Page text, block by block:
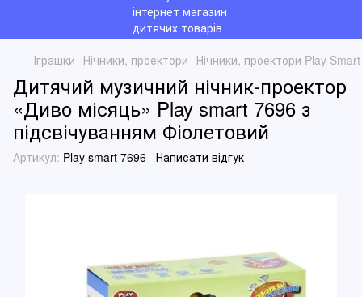
Іграшки Нічники, проектори Нічники, проектори Play Smart
Дитячий музичний нічник-проектор
«Диво місяць» Play smart 7696 з
підсвічуванням Фіолетовий
Артикул: Play smart 7696 Написати відгук